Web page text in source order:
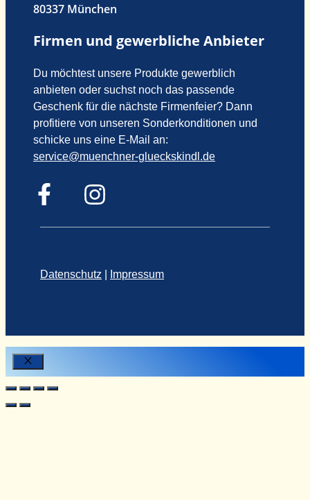
80337 München
Firmen und gewerbliche Anbieter
Du möchtest unsere Produkte gewerblich
anbieten oder suchst noch das passende
Geschenk für die nächste Firmenfeier? Dann
profitiere von unseren Sonderkonditionen und
schicke uns eine E-Mail an:
service@muenchner-glueckskindl.de
Datenschutz Impressum
Close